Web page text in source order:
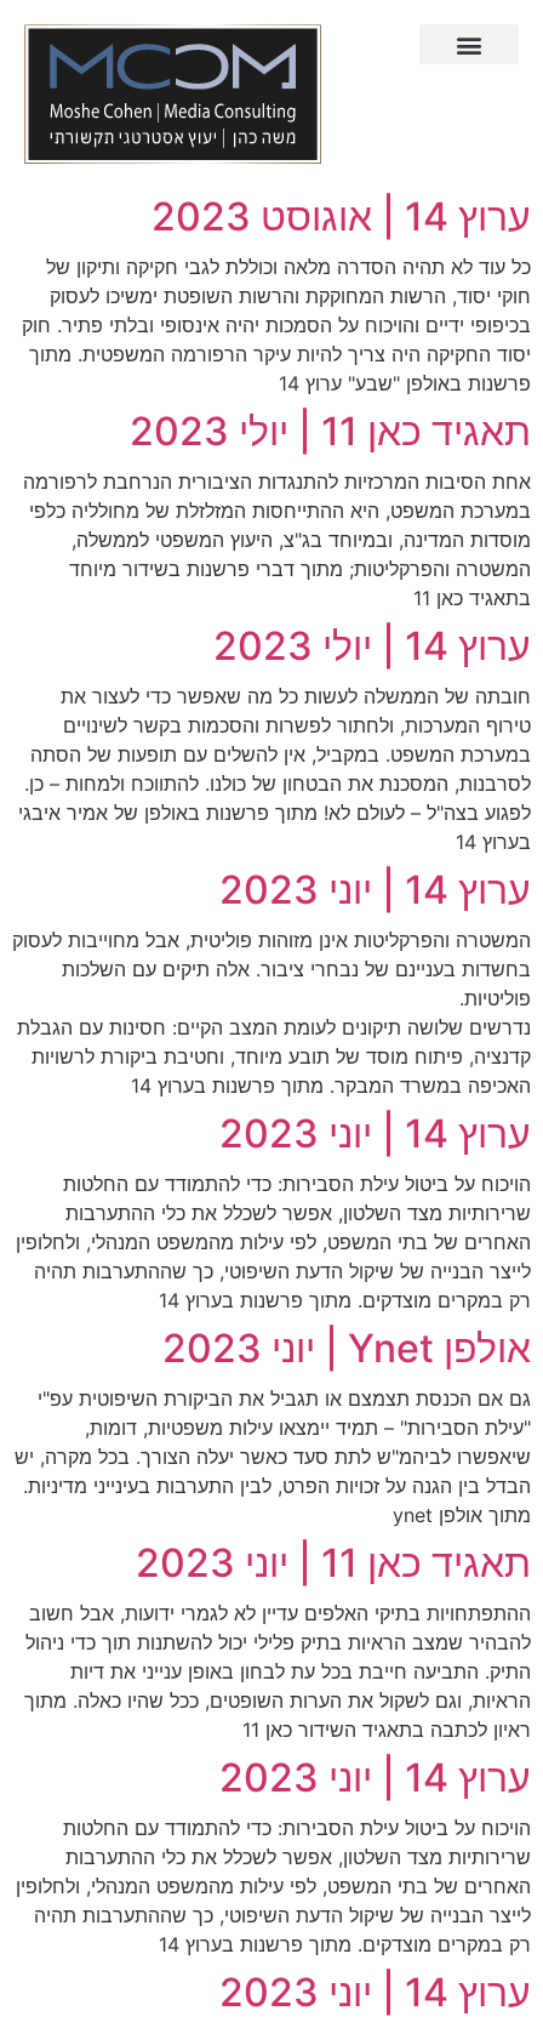
ערוץ 14 | אוגוסט 2023
כל עוד לא תהיה הסדרה מלאה וכוללת לגבי חקיקה ותיקון של
חוקי יסוד, הרשות המחוקקת והרשות השופטת ימשיכו לעסוק
בכיפופי ידיים והויכוח על הסמכות יהיה אינסופי ובלתי פתיר. חוק
יסוד החקיקה היה צריך להיות עיקר הרפורמה המשפטית. מתוך
פרשנות באולפן "שבע" ערוץ 14
תאגיד כאן 11 | יולי 2023
אחת הסיבות המרכזיות להתנגדות הציבורית הנרחבת לרפורמה
במערכת המשפט, היא ההתייחסות המזלזלת של מחולליה כלפי
מוסדות המדינה, ובמיוחד בג"צ, היעוץ המשפטי לממשלה,
המשטרה והפרקליטות; מתוך דברי פרשנות בשידור מיוחד
בתאגיד כאן 11
ערוץ 14 | יולי 2023
חובתה של הממשלה לעשות כל מה שאפשר כדי לעצור את
טירוף המערכות, ולחתור לפשרות והסכמות בקשר לשינויים
במערכת המשפט. במקביל, אין להשלים עם תופעות של הסתה
לסרבנות, המסכנת את הבטחון של כולנו. להתווכח ולמחות – כן.
לפגוע בצה"ל – לעולם לא! מתוך פרשנות באולפן של אמיר איבגי
בערוץ 14
ערוץ 14 | יוני 2023
המשטרה והפרקליטות אינן מזוהות פוליטית, אבל מחוייבות לעסוק
בחשדות בעניינם של נבחרי ציבור. אלה תיקים עם השלכות
פוליטיות.
נדרשים שלושה תיקונים לעומת המצב הקיים: חסינות עם הגבלת
קדנציה, פיתוח מוסד של תובע מיוחד, וחטיבת ביקורת לרשויות
האכיפה במשרד המבקר. מתוך פרשנות בערוץ 14
ערוץ 14 | יוני 2023
הויכוח על ביטול עילת הסבירות: כדי להתמודד עם החלטות
שרירותיות מצד השלטון, אפשר לשכלל את כלי ההתערבות
האחרים של בתי המשפט, לפי עילות מהמשפט המנהלי, ולחלופין
לייצר הבנייה של שיקול הדעת השיפוטי, כך שההתערבות תהיה
רק במקרים מוצדקים. מתוך פרשנות בערוץ 14
אולפן Ynet | יוני 2023
גם אם הכנסת תצמצם או תגביל את הביקורת השיפוטית עפ"י
"עילת הסבירות" – תמיד יימצאו עילות משפטיות, דומות,
שיאפשרו לביהמ"ש לתת סעד כאשר יעלה הצורך. בכל מקרה, יש
הבדל בין הגנה על זכויות הפרט, לבין התערבות בעינייני מדיניות.
מתוך אולפן ynet
תאגיד כאן 11 | יוני 2023
ההתפתחויות בתיקי האלפים עדיין לא לגמרי ידועות, אבל חשוב
להבהיר שמצב הראיות בתיק פלילי יכול להשתנות תוך כדי ניהול
התיק. התביעה חייבת בכל עת לבחון באופן ענייני את דיות
הראיות, וגם לשקול את הערות השופטים, ככל שהיו כאלה. מתוך
ראיון לכתבה בתאגיד השידור כאן 11
ערוץ 14 | יוני 2023
הויכוח על ביטול עילת הסבירות: כדי להתמודד עם החלטות
שרירותיות מצד השלטון, אפשר לשכלל את כלי ההתערבות
האחרים של בתי המשפט, לפי עילות מהמשפט המנהלי, ולחלופין
לייצר הבנייה של שיקול הדעת השיפוטי, כך שההתערבות תהיה
רק במקרים מוצדקים. מתוך פרשנות בערוץ 14
ערוץ 14 | יוני 2023